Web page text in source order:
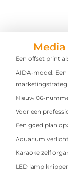
Media
Een offset print
AIDA-model:
Nieuw 06-
Voor een
Een goed plan
Aquarium
Karaoke zelf
LED lamp